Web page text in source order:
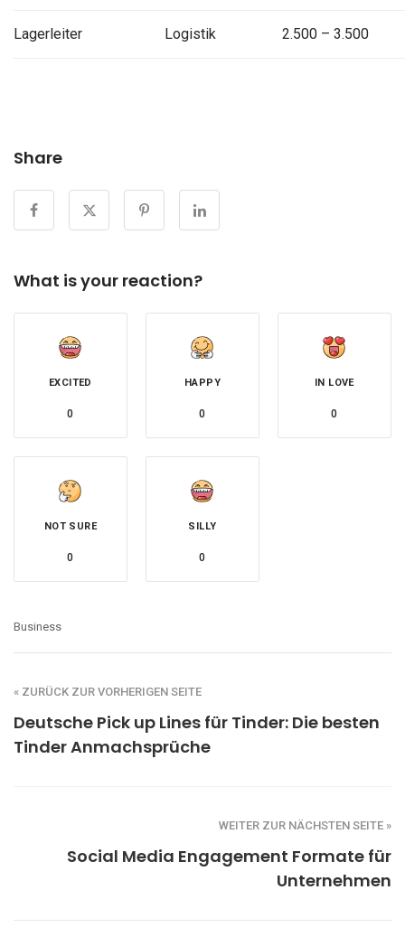
Lagerleiter Logistik 2.500 – 3.500
Share
What is your reaction?
EXCITED
0
HAPPY
0
IN LOVE
0
NOT SURE
0
SILLY
0
Business
« ZURÜCK ZUR VORHERIGEN SEITE
Deutsche Pick up Lines für Tinder: Die besten
Tinder Anmachsprüche
WEITER ZUR NÄCHSTEN SEITE »
Social Media Engagement Formate für
Unternehmen